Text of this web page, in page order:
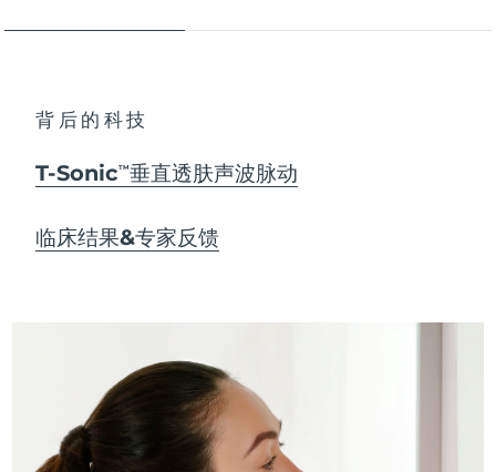
背后的科技
T-SonicTM 垂直透肤声波脉动
临床结果&专家反馈